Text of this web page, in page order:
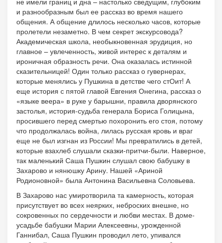
и разнообразным был ее рассказ во время нашего
общения. А общение длилось несколько часов, которые
пролетели незаметно. В чем секрет экскурсовода?
Академическая школа, необыкновенная эрудиция, но
главное – увлеченность, живой интерес к деталям и
ироничная образность речи. Она оказалась истинной
сказительницей! Один только рассказ о гувернерах,
которые менялись у Пушкина в детстве чего стОит! А
еще история с пятой главой Евгения Онегина, рассказ о
«языке веера» в руке у барышни, правила дворянского
застолья, история-судьба генерала Бориса Голицына,
просившего перед смертью похоронить его стоя, потому
что продолжалась война, лилась русская кровь и враг
еще не был изгнан из России! Мы превратились в детей,
которые взахлеб слушали сказки-притчи-были. Наверное,
так маленький Саша Пушкин слушал свою бабушку в
Захарово и нянюшку Арину. Нашей «Ариной
Родионовной» была Антонина Васильевна Соловьева.
В Захарово нас умиротворила та камерность, которая
присутствует во всех неярких, неброских внешне, но
сокровенных по сердечности и любви местах. В доме-
усадьбе бабушки Марии Алексеевны, урожденной
Ганнибал, Саша Пушкин проводил лето, упивался